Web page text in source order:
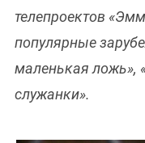
телепроектов
популярные
маленькая ложь»,
служанки».